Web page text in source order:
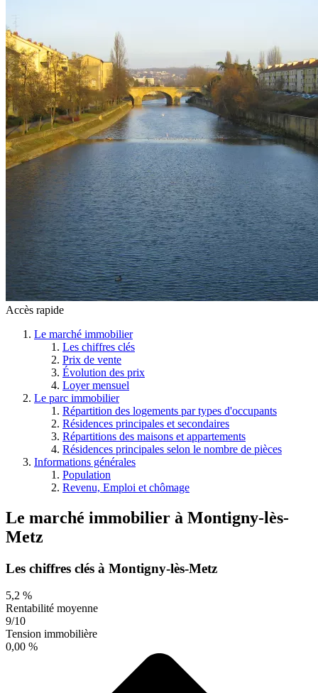
Accès rapide
Le marché immobilier
Les chiffres clés
Prix de vente
Évolution des prix
Loyer mensuel
Le parc immobilier
Répartition des logements par types d'occupants
Résidences principales et secondaires
Répartitions des maisons et appartements
Résidences principales selon le nombre de pièces
Informations générales
Population
Revenu, Emploi et chômage
Le marché immobilier à Montigny-lès-
Metz
Les chiffres clés à Montigny-lès-Metz
5,2 %
Rentabilité moyenne
9/10
Tension immobilière
0,00 %